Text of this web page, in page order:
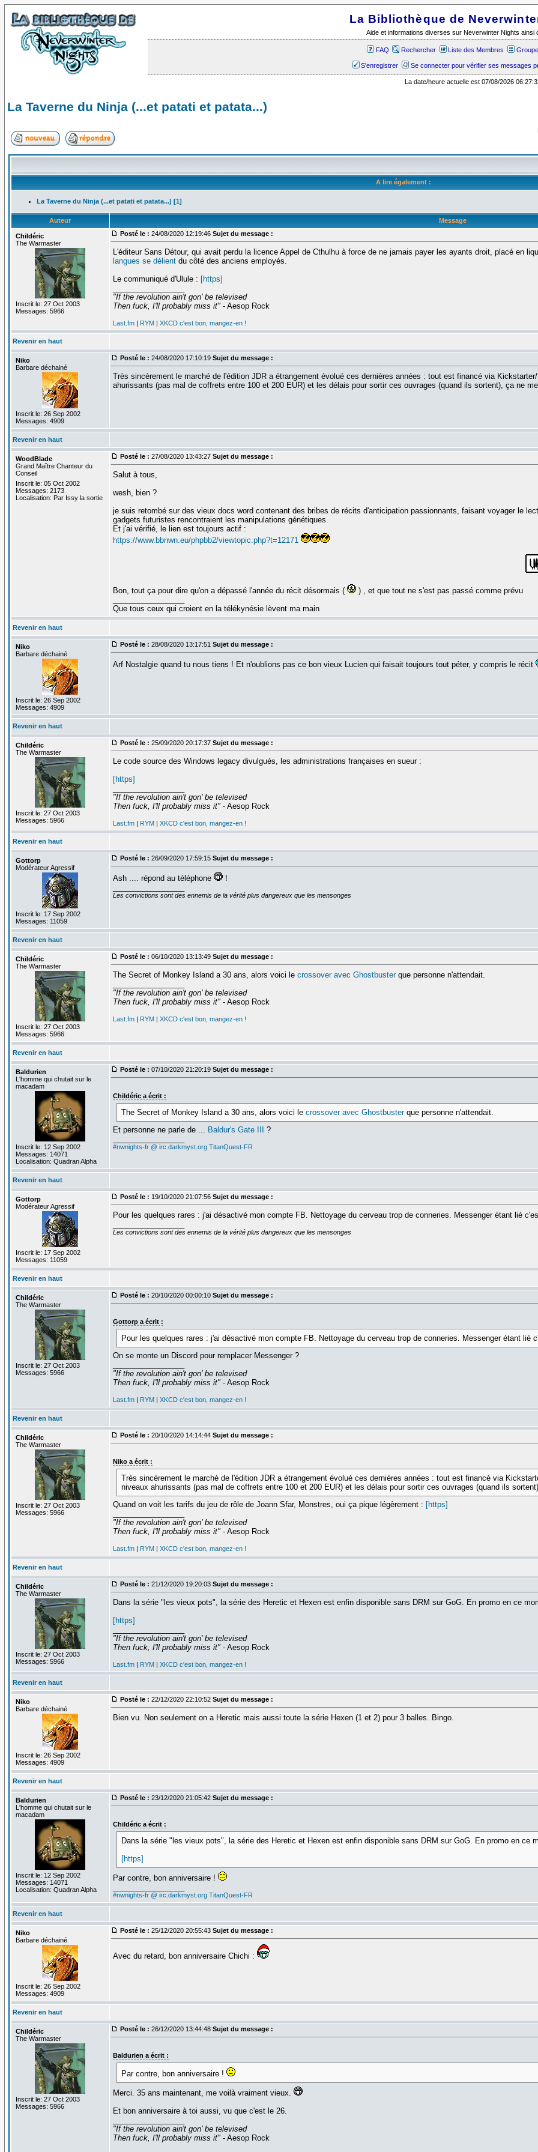
La Bibliothèque de
Aide et informations diverses sur Neverwinter Nights ainsi
FAQ Rechercher Liste des Membres
S'enregistrer Se connecter pour vérifier ses messages
La date/heure actuelle est 07/08/2026
La Taverne du Ninja (...et patati et patata...)
A lire également :
La Taverne du Ninja (...et patati et patata...) [1]
Auteur Message
Childéric
The Warmaster
Inscrit le: 27 Oct 2003
Messages: 5966
Posté le : 24/08/2020 12:19:46 Sujet du message :
L'éditeur Sans Détour, qui avait perdu la licence Appel de Cthulhu à force de ne jamais payer les ayants droit, placé en
langues se délientdu côté des anciens employés.
Le communiqué d'Ulule : [https]
"If the revolution ain't gon' be televised
Then fuck, I'll probably miss it"- Aesop Rock
Last.fm| RYM| XKCD c'est bon, mangez-en !
Revenir en haut
Niko
Barbare déchainé
Inscrit le: 26 Sep 2002
Messages: 4909
Posté le : 24/08/2020 17:10:19 Sujet du message :
Très sincèrement le marché de l'édition JDR a étrangement évolué ces dernières années : tout est financé via
ahurissants (pas mal de coffrets entre 100 et 200 EUR) et les délais pour sortir ces ouvrages (quand ils sortent), ça ne
Revenir en haut
WoodBlade
Grand Maître Chanteur du
Conseil
Inscrit le: 05 Oct 2002
Messages: 2173
Localisation: Par Issy la sortie
Posté le : 27/08/2020 13:43:27 Sujet du message :
Salut à tous,
wesh, bien ?
je suis retombé sur des vieux docs word contenant des bribes de récits d'anticipation passionnants, faisant voyager le
gadgets futuristes rencontraient les manipulations génétiques.
Et j'ai vérifié, le lien est toujours actif :
https://www.bbnwn.eu/phpbb2/viewtopic.php?t=12171
Bon, tout ça pour dire qu'on a dépassé l'année du récit désormais (
) , et que tout ne s'est pas passé comme prévu
Que tous ceux qui croient en la télékynésie lèvent ma main
Revenir en haut
Niko
Barbare déchainé
Inscrit le: 26 Sep 2002
Messages: 4909
Posté le : 28/08/2020 13:17:51 Sujet du message :
Arf Nostalgie quand tu nous tiens ! Et n'oublions pas ce bon vieux Lucien qui faisait toujours tout péter, y compris le récit
Revenir en haut
Childéric
The Warmaster
Inscrit le: 27 Oct 2003
Messages: 5966
Posté le : 25/09/2020 20:17:37 Sujet du message :
Le code source des Windows legacy divulgués, les administrations françaises en sueur :
[https]
"If the revolution ain't gon' be televised
Then fuck, I'll probably miss it"- Aesop Rock
Last.fm| RYM| XKCD c'est bon, mangez-en !
Revenir en haut
Gottorp
Modérateur Agressif
Inscrit le: 17 Sep 2002
Messages: 11059
Posté le : 26/09/2020 17:59:15 Sujet du message :
Ash .... répond au téléphone
!
Les convictions sont des ennemis de la vérité plus dangereux que les mensonges
Revenir en haut
Childéric
The Warmaster
Inscrit le: 27 Oct 2003
Messages: 5966
Posté le : 06/10/2020 13:13:49 Sujet du message :
The Secret of Monkey Island a 30 ans, alors voici le crossover avec Ghostbusterque personne n'attendait.
"If the revolution ain't gon' be televised
Then fuck, I'll probably miss it"- Aesop Rock
Last.fm| RYM| XKCD c'est bon, mangez-en !
Revenir en haut
Baldurien
L'homme qui chutait sur le
macadam
Inscrit le: 12 Sep 2002
Messages: 14071
Localisation: Quadran Alpha
Posté le : 07/10/2020 21:20:19 Sujet du message :
Childéric a écrit :
The Secret of Monkey Island a 30 ans, alors voici le crossover avec Ghostbusterque personne n'attendait.
Et personne ne parle de ... Baldur's Gate III
?
#nwnights-fr @ irc.darkmyst.org TitanQuest-FR
Revenir en haut
Gottorp
Modérateur Agressif
Inscrit le: 17 Sep 2002
Messages: 11059
Posté le : 19/10/2020 21:07:56 Sujet du message :
Pour les quelques rares : j'ai désactivé mon compte FB. Nettoyage du cerveau trop de conneries. Messenger étant lié
Les convictions sont des ennemis de la vérité plus dangereux que les mensonges
Revenir en haut
Childéric
The Warmaster
Inscrit le: 27 Oct 2003
Messages: 5966
Posté le : 20/10/2020 00:00:10 Sujet du message :
Gottorp a écrit :
Pour les quelques rares : j'ai désactivé mon compte FB. Nettoyage du cerveau trop de conneries. Messenger étant lié
On se monte un Discord pour remplacer Messenger ?
"If the revolution ain't gon' be televised
Then fuck, I'll probably miss it"- Aesop Rock
Last.fm| RYM XKCD c'est bon, mangez-en !
Revenir en haut
Childéric
The Warmaster
Inscrit le: 27 Oct 2003
Messages: 5966
Posté le : 20/10/2020 14:14:44 Sujet du message :
Niko a écrit :
Très sincèrement le marché de l'édition JDR a étrangement évolué ces dernières années : tout est financé via
niveaux ahurissants (pas mal de coffrets entre 100 et 200 EUR) et les délais pour sortir ces ouvrages (quand ils
Quand on voit les tarifs du jeu de rôle de Joann Sfar, Monstres, oui ça pique légèrement : [https]
"If the revolution ain't gon' be televised
Then fuck, I'll probably miss it"- Aesop Rock
Last.fm| RYM XKCD c'est bon, mangez-en !
Revenir en haut
Childéric
The Warmaster
Inscrit le: 27 Oct 2003
Messages: 5966
Posté le : 21/12/2020 19:20:03 Sujet du message :
Dans la série "les vieux pots", la série des Heretic et Hexen est enfin disponible sans DRM sur GoG. En promo en ce
[https]
"If the revolution ain't gon' be televised
Then fuck, I'll probably miss it"- Aesop Rock
Last.fm| RYM| XKCD c'est bon, mangez-en !
Revenir en haut
Niko
Barbare déchainé
Inscrit le: 26 Sep 2002
Messages: 4909
Posté le : 22/12/2020 22:10:52 Sujet du message :
Bien vu. Non seulement on a Heretic mais aussi toute la série Hexen (1 et 2) pour 3 balles. Bingo.
Revenir en haut
Baldurien
L'homme qui chutait sur le
macadam
Inscrit le: 12 Sep 2002
Messages: 14071
Localisation: Quadran Alpha
Posté le : 23/12/2020 21:05:42 Sujet du message :
Childéric a écrit :
Dans la série "les vieux pots", la série des Heretic et Hexen est enfin disponible sans DRM sur GoG. En promo en ce
[https]
Par contre, bon anniversaire !
#nwnights-fr @ irc.darkmyst.org TitanQuest-FR
Revenir en haut
Niko
Barbare déchainé
Inscrit le: 26 Sep 2002
Messages: 4909
Posté le : 25/12/2020 20:55:43 Sujet du message :
Avec du retard, bon anniversaire Chichi :
Revenir en haut
Childéric
The Warmaster
Inscrit le: 27 Oct 2003
Messages: 5966
Posté le : 26/12/2020 13:44:48 Sujet du message :
Baldurien a écrit :
Par contre, bon anniversaire !
Merci. 35 ans maintenant, me voilà vraiment vieux.
Et bon anniversaire à toi aussi, vu que c'est le 26.
"If the revolution ain't gon' be televised
Then fuck, I'll probably miss it"- Aesop Rock